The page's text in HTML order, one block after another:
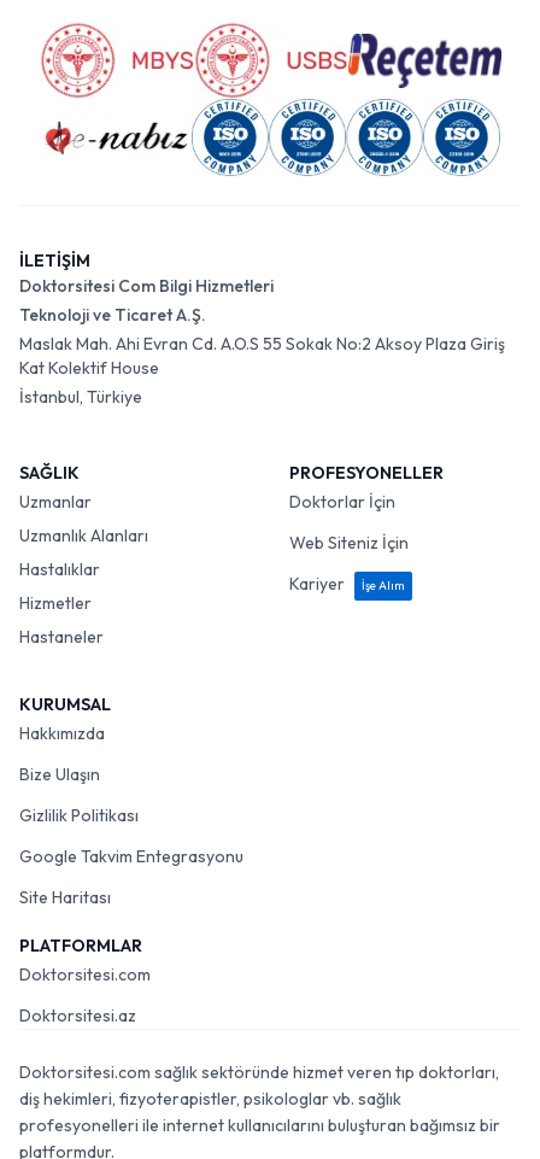
İLETİŞİM
Doktorsitesi Com Bilgi Hizmetleri
Teknoloji ve Ticaret A.Ş.
Maslak Mah. Ahi Evran Cd. A.O.S 55 Sokak No:2 Aksoy Plaza Giriş
Kat Kolektif House
İstanbul, Türkiye
SAĞLIK
Uzmanlar
Uzmanlık Alanları
Hastalıklar
Hizmetler
Hastaneler
PROFESYONELLER
Doktorlar İçin
Web Siteniz İçin
Kariyer
İşe Alım
KURUMSAL
Hakkımızda
Bize Ulaşın
Gizlilik Politikası
Google Takvim Entegrasyonu
Site Haritası
PLATFORMLAR
Doktorsitesi.com
Doktorsitesi.az
Doktorsitesi.com sağlık sektöründe hizmet veren tıp doktorları,
diş hekimleri, fizyoterapistler, psikologlar vb. sağlık
profesyonelleri ile internet kullanıcılarını buluşturan bağımsız bir
platformdur.